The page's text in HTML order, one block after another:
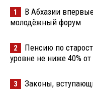
1
В Абхазии
молодёжный форум
2
Пенсию по
уровне не ниже 40% от
3 Законы,